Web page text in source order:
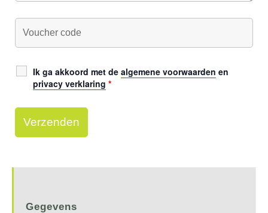
Ik ga akkoord met de algemene voorwaarden en
privacy verklaring *
Gegevens